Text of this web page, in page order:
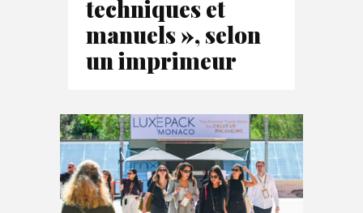
techniques et
manuels », selon
un imprimeur